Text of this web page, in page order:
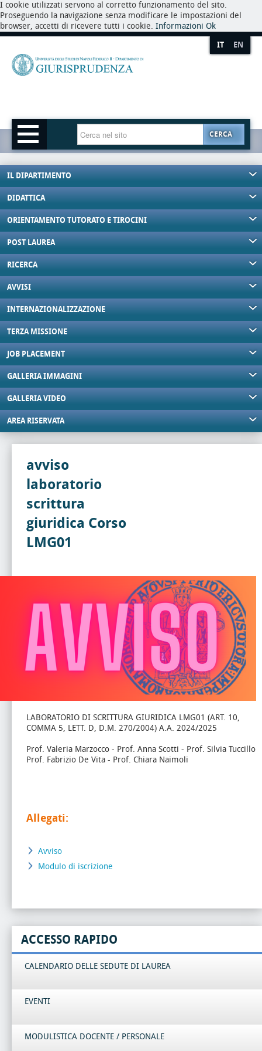
I cookie utilizzati servono al corretto funzionamento del sito.
Proseguendo la navigazione senza modificare le impostazioni del
browser, accetti di ricevere tutti i cookie. Informazioni Ok
IT EN
CERCA
IL DIPARTIMENTO
DIDATTICA
ORIENTAMENTO TUTORATO E TIROCINI
POST LAUREA
RICERCA
AVVISI
INTERNAZIONALIZZAZIONE
TERZA MISSIONE
JOB PLACEMENT
GALLERIA IMMAGINI
GALLERIA VIDEO
AREA RISERVATA
avviso
laboratorio
scrittura
giuridica Corso
LMG01
LABORATORIO DI SCRITTURA GIURIDICA LMG01 (ART. 10,
COMMA 5, LETT. D, D.M. 270/2004) A.A. 2024/2025
Prof. Valeria Marzocco - Prof. Anna Scotti - Prof. Silvia Tuccillo
Prof. Fabrizio De Vita - Prof. Chiara Naimoli
Allegati:
Avviso
Modulo di iscrizione
ACCESSO RAPIDO
CALENDARIO DELLE SEDUTE DI LAUREA
EVENTI
MODULISTICA DOCENTE / PERSONALE